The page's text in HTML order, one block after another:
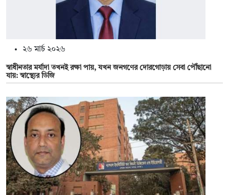
২৬ মার্চ ২০২৬
স্বাধীনতার মর্যাদা তখনই রক্ষা পায়, যখন জনগণের দোরগোড়ায় সেবা পৌঁছানো
যায়: স্বাস্থ্যের ডিজি